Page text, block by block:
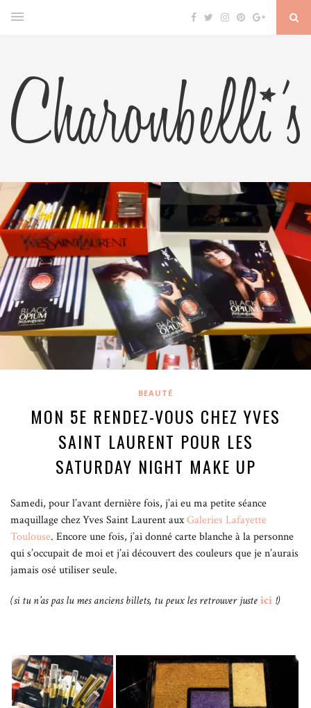
BEAUTÉ
MON 5E RENDEZ-VOUS CHEZ YVES
SAINT LAURENT POUR LES
SATURDAY NIGHT MAKE UP
Samedi, pour l’avant dernière fois, j’ai eu ma petite séance
maquillage chez Yves Saint Laurent auxGaleries Lafayette
Toulouse. Encore une fois, j’ai donné carte blanche à la personne
qui s’occupait de moi et j’ai découvert des couleurs que je n’aurais
jamais osé utiliser seule.
(si tu n’as pas lu mes anciens billets, tu peux les retrouver justeici !)